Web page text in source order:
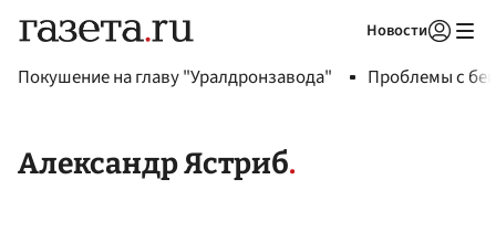
Новости
Покушение на главу "Уралдронзавода" Проблемы с
Александр Ястриб